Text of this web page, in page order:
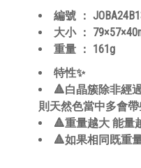
編號 ：
大小 ： 79×57×40
重量 ： 161g
特性✨
🔺白晶簇除非經
則天然色當中多會
🔺重量越大 能量
🔺如果相同既重